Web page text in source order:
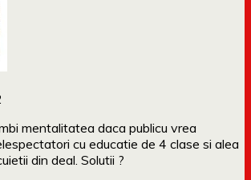
mentalitatea daca publicu vrea
cu educatie de 4 clase si alea
din deal. Solutii ?